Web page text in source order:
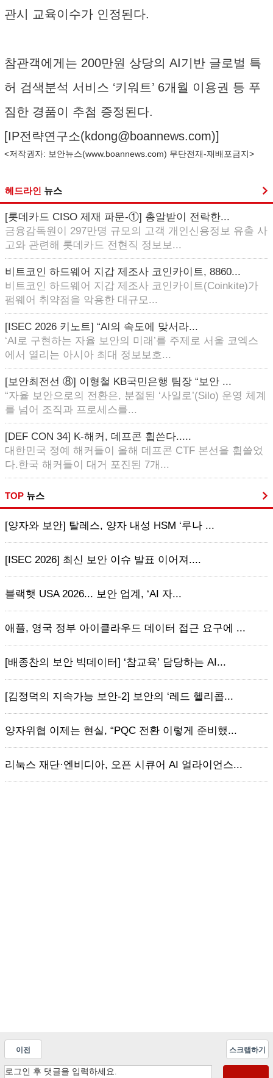
관시 교육이수가 인정된다.
참관객에게는 200만원 상당의 AI기반 글로벌 특
허 검색분석 서비스 ‘키워트’ 6개월 이용권 등 푸
짐한 경품이 추첨 증정된다.
[IP전략연구소(kdong@boannews.com)]
<저작권자: 보안뉴스(www.boannews.com) 무단전재-재배포금지>
헤드라인 뉴스
[롯데카드 CISO 제재 파문-①] 총알받이 전락한...
금융감독원이 297만명 규모의 고객 개인신용정보 유출 사
고와 관련해 롯데카드 전현직 정보보...
비트코인 하드웨어 지갑 제조사 코인카이트, 8860...
비트코인 하드웨어 지갑 제조사 코인카이트(Coinkite)가
펌웨어 취약점을 악용한 대규모...
[ISEC 2026 키노트] “AI의 속도에 맞서라...
‘AI로 구현하는 자율 보안의 미래’를 주제로 서울 코엑스
에서 열리는 아시아 최대 정보보호...
[보안최전선 ⑧] 이형철 KB국민은행 팀장 “보안 ...
“자율 보안으로의 전환은, 분절된 ‘사일로’(Silo) 운영 체계
를 넘어 조직과 프로세스를...
[DEF CON 34] K-해커, 데프콘 휩쓴다.....
대한민국 정예 해커들이 올해 데프콘 CTF 본선을 휩쓸었
다.한국 해커들이 대거 포진된 7개...
TOP 뉴스
[양자와 보안] 탈레스, 양자 내성 HSM ‘루나 ...
[ISEC 2026] 최신 보안 이슈 발표 이어져....
블랙햇 USA 2026... 보안 업계, ‘AI 자...
애플, 영국 정부 아이클라우드 데이터 접근 요구에 ...
[배종찬의 보안 빅데이터] ‘참교육’ 담당하는 AI...
[김정덕의 지속가능 보안-2] 보안의 ‘레드 헬리콥...
양자위협 이제는 현실, “PQC 전환 이렇게 준비했...
리눅스 재단·엔비디아, 오픈 시큐어 AI 얼라이언스...
이전 스크랩하기